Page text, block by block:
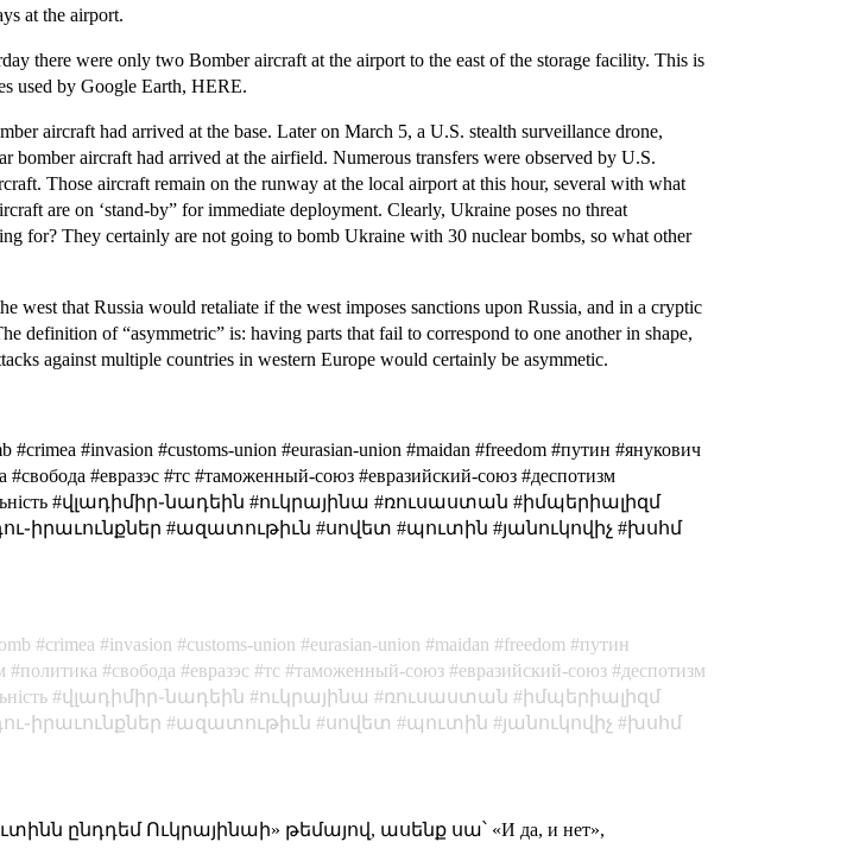
at the airport.
there were only two Bomber aircraft at the airport to the east of the storage facility. This is
used by Google Earth,HERE.
aircraft had arrived at the base. Later on March 5, a U.S. stealth surveillance drone,
bomber aircraft had arrived at the airfield. Numerous transfers were observed by U.S.
Those aircraft remain on the runway at the local airport at this hour, several with what
are on ‘stand-by” for immediate deployment. Clearly, Ukraine poses no threat
for? They certainly are not going to bomb Ukraine with 30 nuclear bombs, so what other
west that Russia would retaliate if the west imposes sanctions upon Russia, and in a cryptic
definition of “asymmetric” is:having parts that fail to correspond to one another in shape,
against multiple countries in western Europe would certainly be asymmetic.
#invasion #customs-union #eurasian-union #maidan #freedom #путин #янукович
#евразэс #тс #таможенный-союз #евразийский-союз #деспотизм
#вільність #վլադիմիր֊նադեին #ուկրայինա #ռուսաստան #իմպերիալիզմ
#ազատութիւն #սովետ #պուտին #յանուկովիչ #խսհմ
crimea invasion customs-union eurasian-union maidan freedom
путин
политика свобода евразэс тс таможенный-союз евразийский-союз
деспотизм
վլադիմիր֊նադեին ուկրայինա ռուսաստան
իմպերիալիզմ
ազատութիւն սովետ պուտին յանուկովիչ
խսհմ
ընդդեմ Ուկրայինաի» թեմայով, ասենք սա՝ «И да, и нет»,